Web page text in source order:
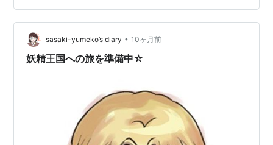
まう物語が静かに始まった。 2025年の港は、胸の奥を…
sasaki-yumeko’s diary • 10ヶ月前
妖精王国への旅を準備中☆